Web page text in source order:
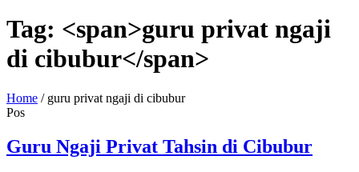
Tag: <span>guru privat ngaji
di cibubur</span>
Home / guru privat ngaji di cibubur
Pos
Guru Ngaji Privat Tahsin di Cibubur